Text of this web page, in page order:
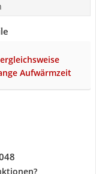
Aufwärmzeit